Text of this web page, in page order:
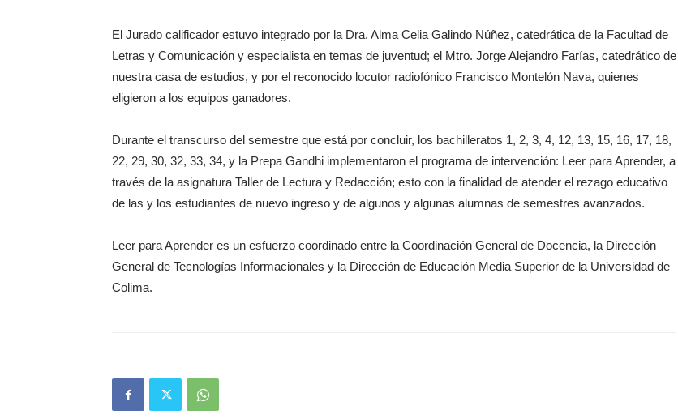
El Jurado calificador estuvo integrado por la Dra. Alma Celia Galindo Núñez, catedrática de la Facultad de
Letras y Comunicación y especialista en temas de juventud; el Mtro. Jorge Alejandro Farías, catedrático de
nuestra casa de estudios, y por el reconocido locutor radiofónico Francisco Montelón Nava, quienes
eligieron a los equipos ganadores.
Durante el transcurso del semestre que está por concluir, los bachilleratos 1, 2, 3, 4, 12, 13, 15, 16, 17, 18,
22, 29, 30, 32, 33, 34, y la Prepa Gandhi implementaron el programa de intervención: Leer para Aprender, a
través de la asignatura Taller de Lectura y Redacción; esto con la finalidad de atender el rezago educativo
de las y los estudiantes de nuevo ingreso y de algunos y algunas alumnas de semestres avanzados.
Leer para Aprender es un esfuerzo coordinado entre la Coordinación General de Docencia, la Dirección
General de Tecnologías Informacionales y la Dirección de Educación Media Superior de la Universidad de
Colima.